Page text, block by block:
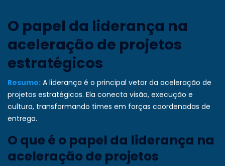
O papel da liderança na
aceleração de projetos
estratégicos
Resumo: A liderança é o principal vetor da aceleração de
projetos estratégicos. Ela conecta visão, execução e
cultura, transformando times em forças coordenadas de
entrega.
O que é o papel da liderança na
aceleração de projetos